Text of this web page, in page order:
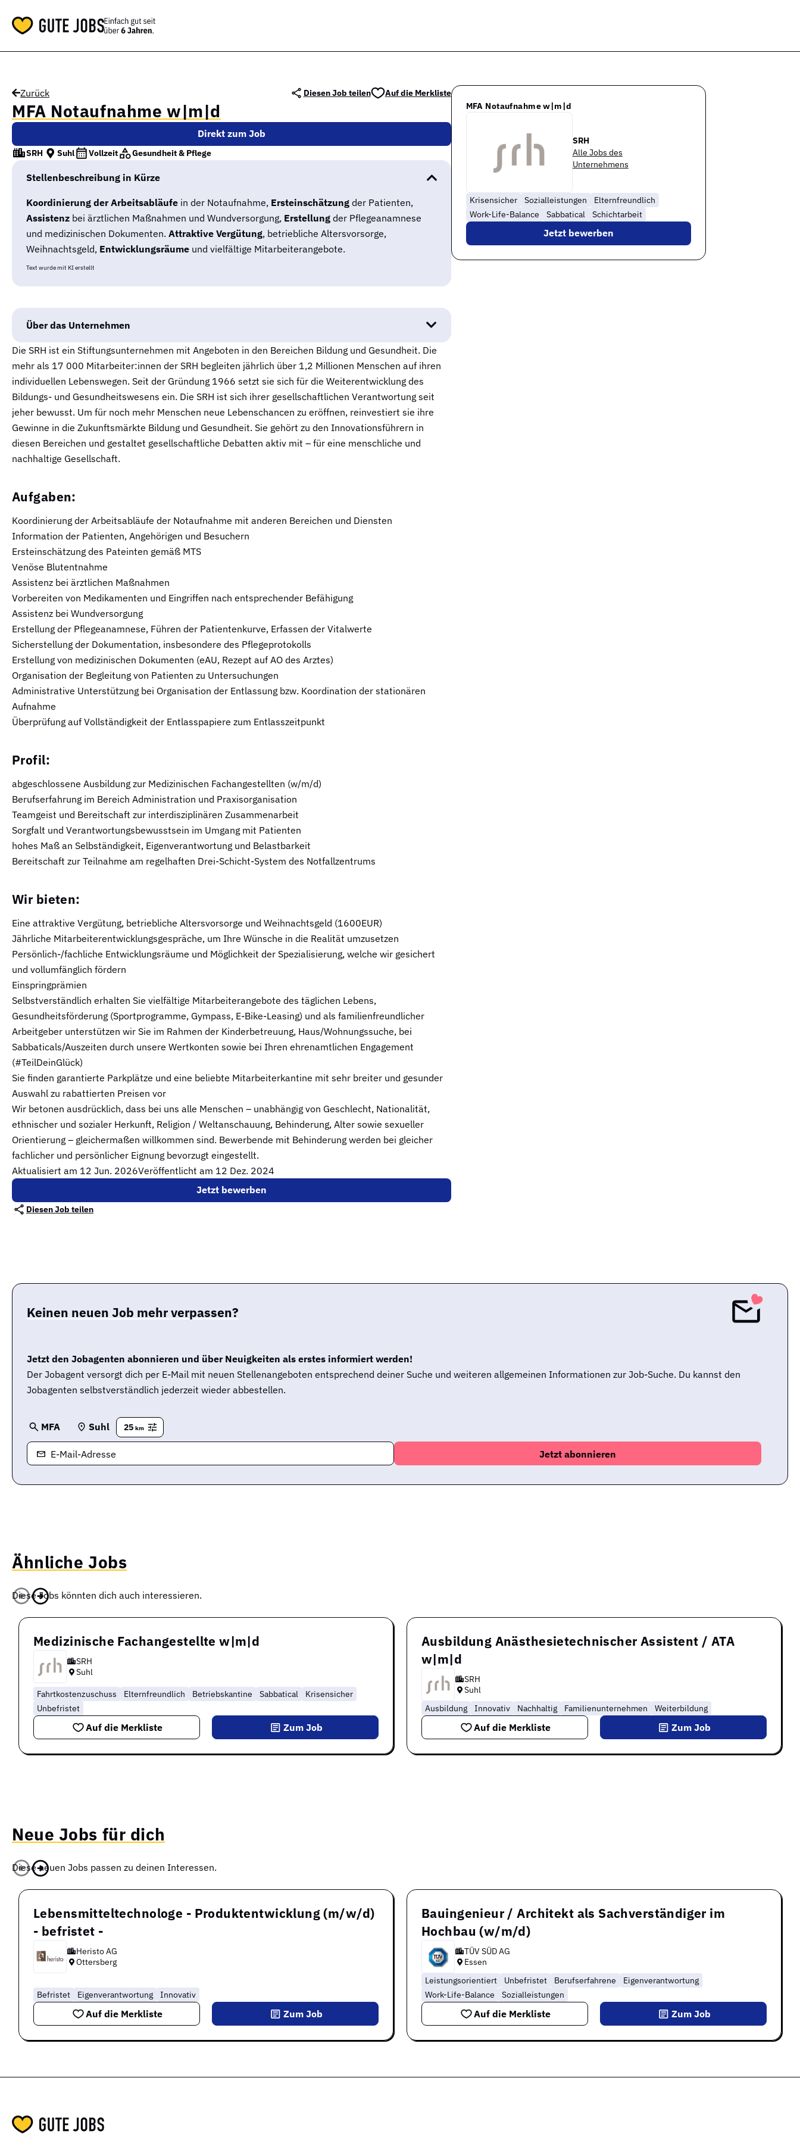
Zurück Diesen Job teilen Auf die Merkliste
MFA Notaufnahme w|m|d
Direkt zum Job
SRH Suhl Vollzeit Gesundheit & Pflege
Stellenbeschreibung in Kürze
Koordinierung der Arbeitsabläufe in der Notaufnahme, Ersteinschätzung der Patienten,
Assistenz bei ärztlichen Maßnahmen und Wundversorgung, Erstellung der Pflegeanamnese
und medizinischen Dokumenten. Attraktive Vergütung, betriebliche Altersvorsorge,
Weihnachtsgeld, Entwicklungsräume und vielfältige Mitarbeiterangebote.
Text wurde mit KI erstellt
Über das Unternehmen
Die SRH ist ein Stiftungsunternehmen mit Angeboten in den Bereichen Bildung und Gesundheit. Die
mehr als 17 000 Mitarbeiter:innen der SRH begleiten jährlich über 1,2 Millionen Menschen auf ihren
individuellen Lebenswegen. Seit der Gründung 1966 setzt sie sich für die Weiterentwicklung des
Bildungs- und Gesundheitswesens ein. Die SRH ist sich ihrer gesellschaftlichen Verantwortung seit
jeher bewusst. Um für noch mehr Menschen neue Lebenschancen zu eröffnen, reinvestiert sie ihre
Gewinne in die Zukunftsmärkte Bildung und Gesundheit. Sie gehört zu den Innovationsführern in
diesen Bereichen und gestaltet gesellschaftliche Debatten aktiv mit – für eine menschliche und
nachhaltige Gesellschaft.
Aufgaben:
Koordinierung der Arbeitsabläufe der Notaufnahme mit anderen Bereichen und Diensten
Information der Patienten, Angehörigen und Besuchern
Ersteinschätzung des Pateinten gemäß MTS
Venöse Blutentnahme
Assistenz bei ärztlichen Maßnahmen
Vorbereiten von Medikamenten und Eingriffen nach entsprechender Befähigung
Assistenz bei Wundversorgung
Erstellung der Pflegeanamnese, Führen der Patientenkurve, Erfassen der Vitalwerte
Sicherstellung der Dokumentation, insbesondere des Pflegeprotokolls
Erstellung von medizinischen Dokumenten (eAU, Rezept auf AO des Arztes)
Organisation der Begleitung von Patienten zu Untersuchungen
Administrative Unterstützung bei Organisation der Entlassung bzw. Koordination der stationären
Aufnahme
Überprüfung auf Vollständigkeit der Entlasspapiere zum Entlasszeitpunkt
Profil:
abgeschlossene Ausbildung zur Medizinischen Fachangestellten (w/m/d)
Berufserfahrung im Bereich Administration und Praxisorganisation
Teamgeist und Bereitschaft zur interdisziplinären Zusammenarbeit
Sorgfalt und Verantwortungsbewusstsein im Umgang mit Patienten
hohes Maß an Selbständigkeit, Eigenverantwortung und Belastbarkeit
Bereitschaft zur Teilnahme am regelhaften Drei-Schicht-System des Notfallzentrums
Wir bieten:
Eine attraktive Vergütung, betriebliche Altersvorsorge und Weihnachtsgeld (1600EUR)
Jährliche Mitarbeiterentwicklungsgespräche, um Ihre Wünsche in die Realität umzusetzen
Persönlich-/fachliche Entwicklungsräume und Möglichkeit der Spezialisierung, welche wir gesichert
und vollumfänglich fördern
Einspringprämien
Selbstverständlich erhalten Sie vielfältige Mitarbeiterangebote des täglichen Lebens,
Gesundheitsförderung (Sportprogramme, Gympass, E-Bike-Leasing) und als familienfreundlicher
Arbeitgeber unterstützen wir Sie im Rahmen der Kinderbetreuung, Haus/Wohnungssuche, bei
Sabbaticals/Auszeiten durch unsere Wertkonten sowie bei Ihren ehrenamtlichen Engagement
(#TeilDeinGlück)
Sie finden garantierte Parkplätze und eine beliebte Mitarbeiterkantine mit sehr breiter und gesunder
Auswahl zu rabattierten Preisen vor
Wir betonen ausdrücklich, dass bei uns alle Menschen – unabhängig von Geschlecht, Nationalität,
ethnischer und sozialer Herkunft, Religion / Weltanschauung, Behinderung, Alter sowie sexueller
Orientierung – gleichermaßen willkommen sind. Bewerbende mit Behinderung werden bei gleicher
fachlicher und persönlicher Eignung bevorzugt eingestellt.
Aktualisiert am 12 Jun. 2026Veröffentlicht am 12 Dez. 2024
Jetzt bewerben
Diesen Job teilen
MFA Notaufnahme w|m|d
SRH
Alle Jobs des
Unternehmens
Krisensicher Sozialleistungen
Elternfreundlich
Work-Life-Balance
Sabbatical Schichtarbeit
Jetzt bewerben
Keinen neuen Job mehr verpassen?
Jetzt den Jobagenten abonnieren und über Neuigkeiten als erstes informiert werden!
Der Jobagent versorgt dich per E-Mail mit neuen Stellenangeboten entsprechend deiner Suche und weiteren allgemeinen Informationen zur Job-Suche. Du kannst den
Jobagenten selbstverständlich jederzeit wieder abbestellen.
MFA Suhl 25 km
E-Mail-Adresse
Ähnliche Jobs
Diese Jobs könnten dich auch interessieren.
Medizinische Fachangestellte w|m|d
SRH
Suhl
Fahrtkostenzuschuss Elternfreundlich Betriebskantine Sabbatical
Krisensicher
Unbefristet
Auf die Merkliste Zum Job
Ausbildung Anästhesietechnischer Assistent / ATA
w|m|d
SRH
Suhl
Ausbildung
Innovativ Nachhaltig Familienunternehmen Weiterbildung
Auf die Merkliste Zum Job
Neue Jobs für dich
Diese neuen Jobs passen zu deinen Interessen.
Lebensmitteltechnologe - Produktentwicklung (m/w/d)
- befristet -
Heristo AG
Ottersberg
Befristet Eigenverantwortung Innovativ
Auf die Merkliste Zum Job
Bauingenieur / Architekt als Sachverständiger im
Hochbau (w/m/d)
TÜV SÜD AG
Essen
Leistungsorientiert
Unbefristet Berufserfahrene
Eigenverantwortung
Work-Life-Balance
Sozialleistungen
Auf die Merkliste Zum Job